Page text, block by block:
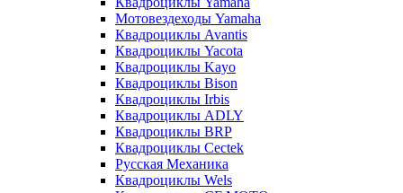
Мотовездеходы Yamaha
Квадроциклы Avantis
Квадроциклы Yacota
Квадроциклы Kayo
Квадроциклы Bison
Квадроциклы Irbis
Квадроциклы ADLY
Квадроциклы BRP
Квадроциклы Cectek
Русская Механика
Квадроциклы Wels